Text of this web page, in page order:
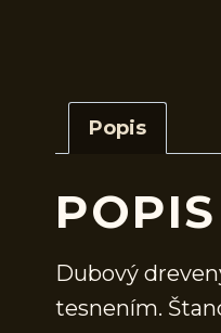
Popis
POPIS
Dubový
tesnením.